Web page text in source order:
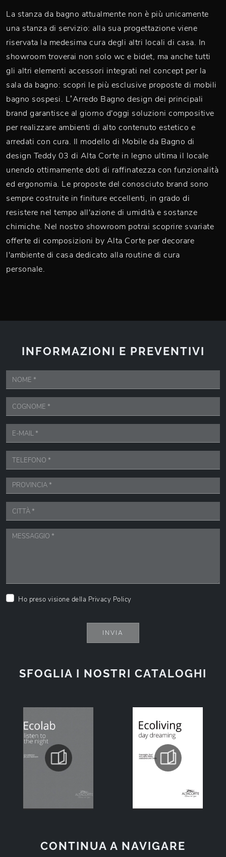
La stanza da bagno attualmente non è più unicamente
una stanza di servizio: alla sua progettazione viene
riservata la medesima cura degli altri locali di casa. In
showroom troverai non solo wc e bidet, ma anche tutti
gli altri elementi accessori integrati nel concept per la
sala da bagno: scopri le più esclusive proposte di mobili
bagno sospesi. L’Arredo Bagno design dei principali
brand garantisce al giorno d'oggi soluzioni compositive
per realizzare ambienti di alto contenuto estetico e
arredati con cura. Il modello di Mobile da Bagno di
design Teddy 03 di Alta Corte in legno ultima il locale
unendo ottimamente doti di raffinatezza con funzionalità
ed ergonomia. Le proposte del conosciuto brand sono
sempre costruite in finiture eccellenti, in grado di
resistere nel tempo all'azione di umidità e sostanze
chimiche. Nel nostro showroom potrai scoprire svariate
offerte di composizioni by Alta Corte per decorare
l'ambiente di casa dedicato alla routine di cura
personale.
SFOGLIA I NOSTRI CATALOGHI
CONTINUA A NAVIGARE
INFORMAZIONI E PREVENTIVI
Ho preso visione della Privacy Policy
INVIA